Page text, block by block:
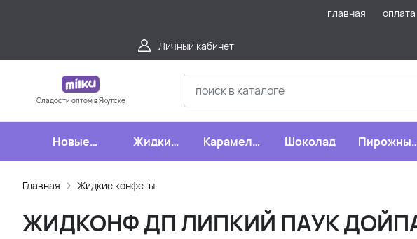
главная оплата
Личный кабинет
Сладости оптом в Якутске
Новые
поступления
Жидкие
конфеты
Карамель,
леденцы,
Шоколад
Главная Жидкие конфеты
ЖИДКОНФ ДП ЛИПКИЙ ПАУК